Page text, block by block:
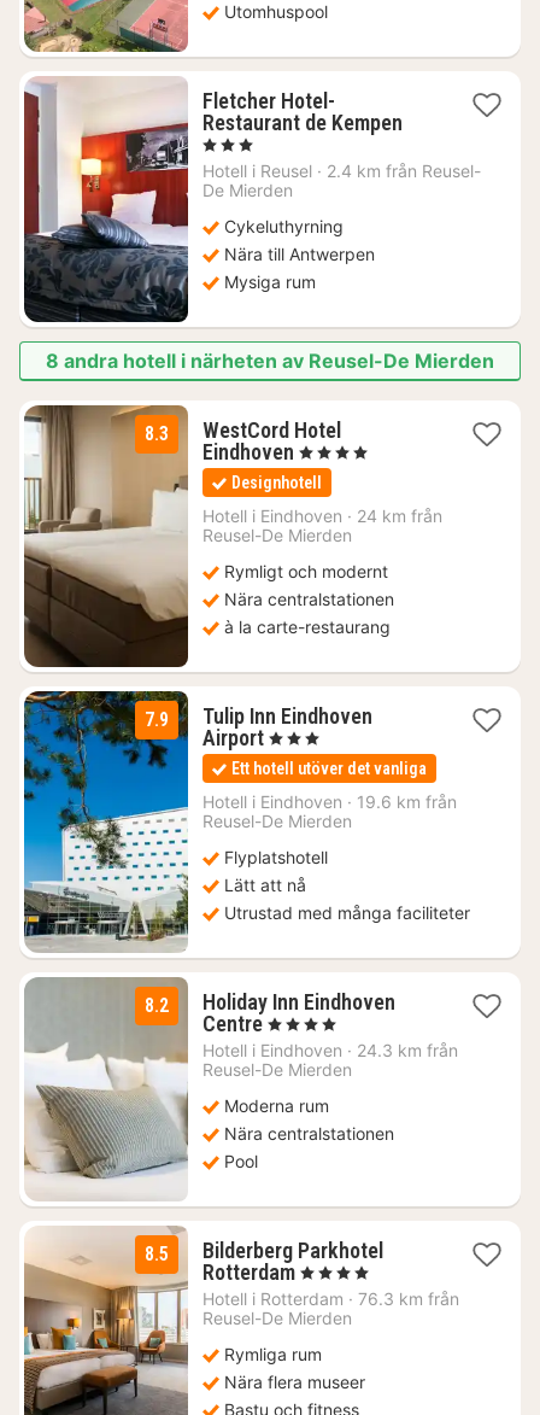
Utomhuspool
Fletcher Hotel-
Restaurant de Kempen1
från
, 3 Stjärnor
Hotell i Reusel · 2.4 km från Reusel-
De Mierden
Cykeluthyrning
Nära till Antwerpen
Mysiga rum
8 andra hotell i närheten av Reusel-De Mierden
8.3
WestCord Hotel
Eindhoven 1
natt
från
1327
kr.
, 4 Stjärnor
Designhotell
Hotell i Eindhoven · 24 km från
Reusel-De Mierden
Rymligt och modernt
Nära centralstationen
à la carte-restaurang
7.9
Tulip Inn Eindhoven
Airport1
natt
från
1369
kr.
, 3 Stjärnor
Ett hotell utöver det vanliga
Hotell i Eindhoven · 19.6 km från
Reusel-De Mierden
Flyplatshotell
Lätt att nå
Utrustad med många faciliteter
8.2
Holiday Inn Eindhoven
Centre2
nätter
för
kr.
, 4 Stjärnor
Hotell i Eindhoven · 24.3 km från
Reusel-De Mierden
Moderna rum
Nära centralstationen
Pool
8.5
Bilderberg Parkhotel
Rotterdam1
natt
från
kr.
, 4 Stjärnor
Hotell i Rotterdam · 76.3 km från
Reusel-De Mierden
Rymliga rum
Nära flera museer
Bastu och fitness